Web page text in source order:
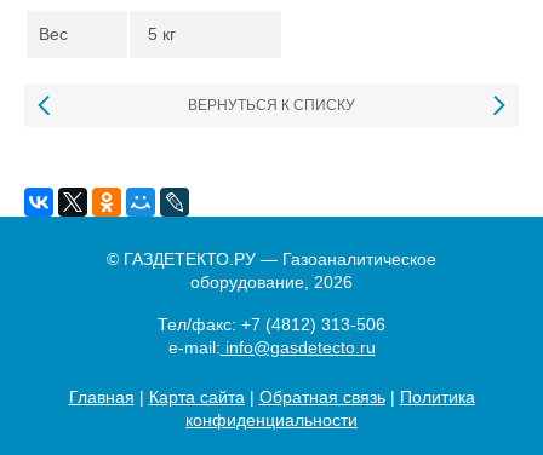
Вес 5 кг
ВЕРНУТЬСЯ К СПИСКУ
© ГАЗДЕТЕКТО.РУ — Газоаналитическое
оборудование, 2026
Тел/факс: +7 (4812) 313-506
e-mail: info@gasdetecto.ru
Главная | Карта сайта | Обратная связь| Политика
конфиденциальности